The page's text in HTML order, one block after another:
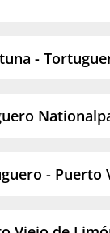
-
- Puerto